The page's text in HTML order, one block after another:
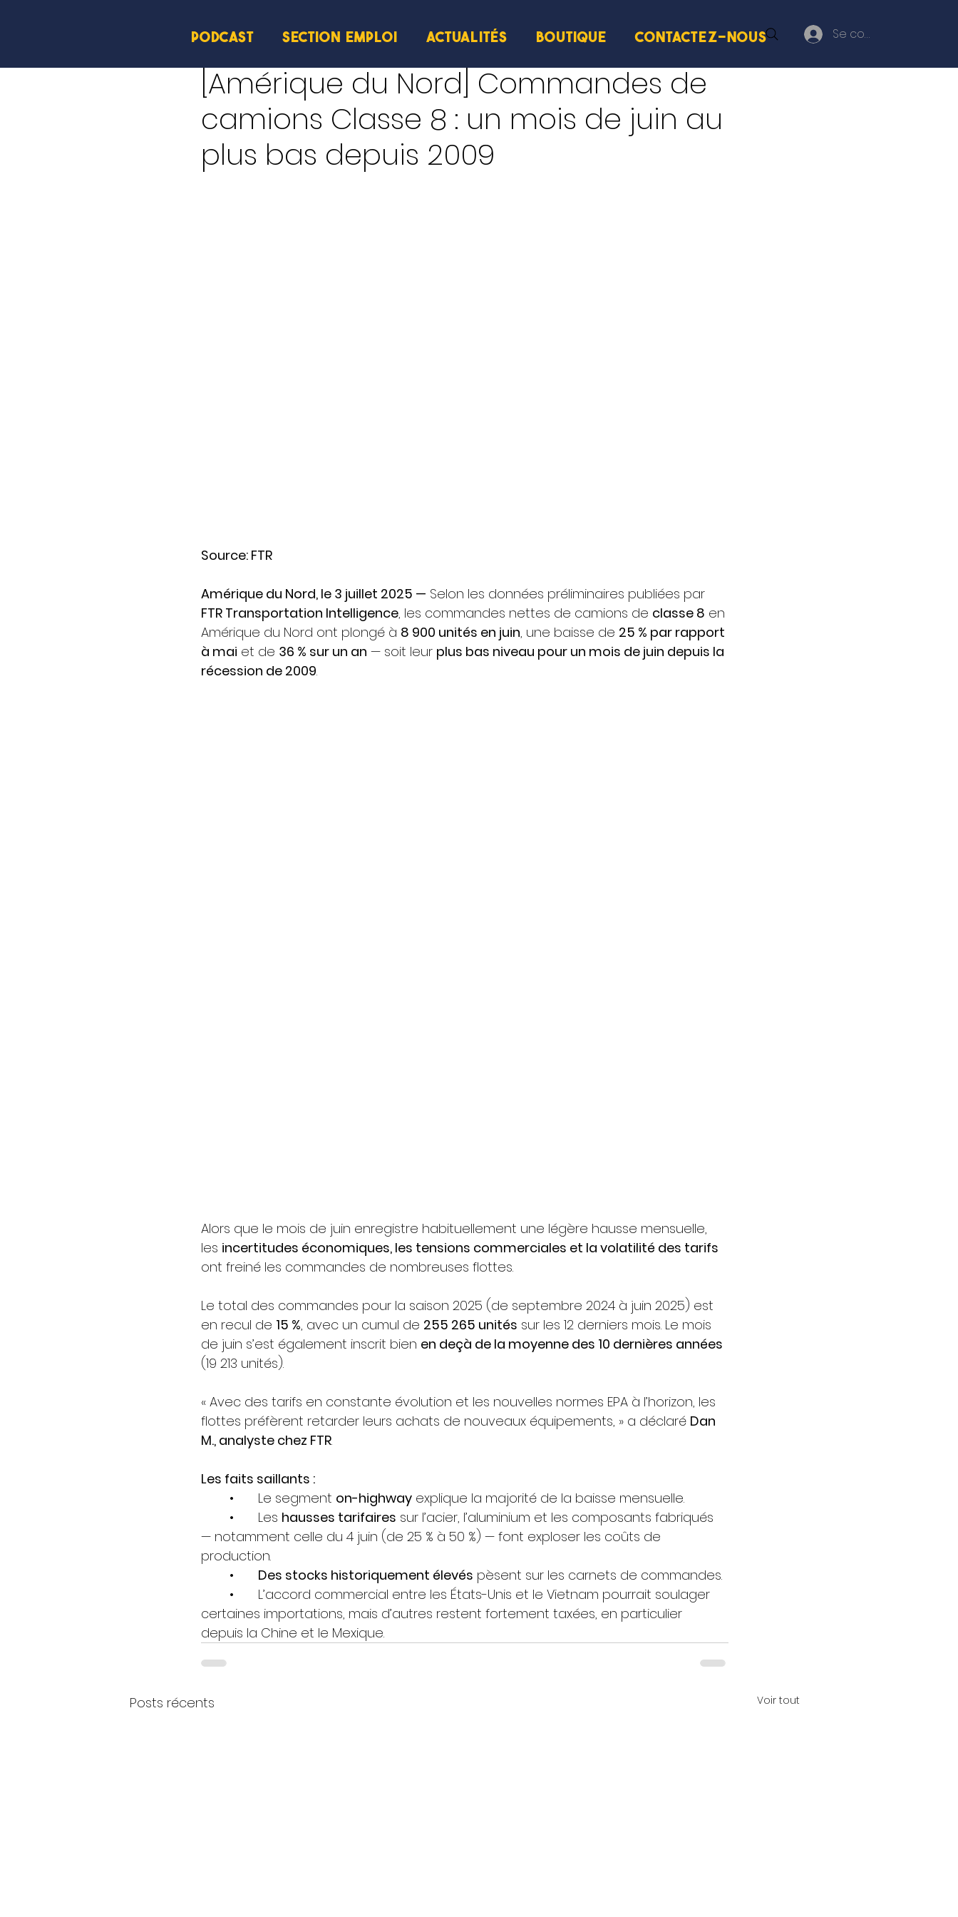
Se connecter
PODCAST SECTION EMPLOI ACTUALITÉS BOUTIQUE Contactez-nous
[Amérique du Nord] Commandes de
camions Classe 8 : un mois de juin au
plus bas depuis 2009
Source: FTR
Amérique du Nord, le 3 juillet 2025 — Selon les données préliminaires publiées par
FTR Transportation Intelligence, les commandes nettes de camions de classe 8 en
Amérique du Nord ont plongé à 8 900 unités en juin, une baisse de 25 % par rapport
à mai et de 36 % sur un an — soit leur plus bas niveau pour un mois de juin depuis la
récession de 2009.
Alors que le mois de juin enregistre habituellement une légère hausse mensuelle,
les incertitudes économiques, les tensions commerciales et la volatilité des tarifs
ont freiné les commandes de nombreuses flottes.
Le total des commandes pour la saison 2025 (de septembre 2024 à juin 2025) est
en recul de 15 %, avec un cumul de 255 265 unités sur les 12 derniers mois. Le mois
de juin s’est également inscrit bien en deçà de la moyenne des 10 dernières années
(19 213 unités).
« Avec des tarifs en constante évolution et les nouvelles normes EPA à l’horizon, les
flottes préfèrent retarder leurs achats de nouveaux équipements, » a déclaré Dan
M., analyste chez FTR.
Les faits saillants :
	•	Le segment
on-highway explique la majorité de la baisse mensuelle.
	•	Les
hausses tarifaires sur l’acier, l’aluminium et les composants fabriqués
— notamment celle du 4 juin (de 25 % à 50 %) — font exploser les coûts de
production.
Des stocks historiquement élevés pèsent sur les carnets de commandes.
certaines importations, mais d’autres restent fortement taxées, en particulier
depuis la Chine et le Mexique.
Posts récents Voir tout